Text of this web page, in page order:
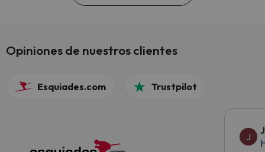
Opiniones de nuestros clientes
Esquiades.com Trustpilot
J